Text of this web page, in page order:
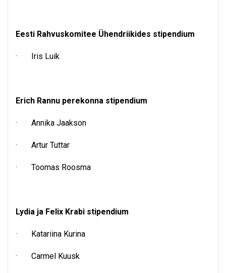
Eesti Rahvuskomitee Ühendriikides stipendium
· Iris Luik
Erich Rannu perekonna stipendium
· Annika Jaakson
· Artur Tuttar
· Toomas Roosma
Lydia ja Felix Krabi stipendium
· Katariina Kurina
· Carmel Kuusk